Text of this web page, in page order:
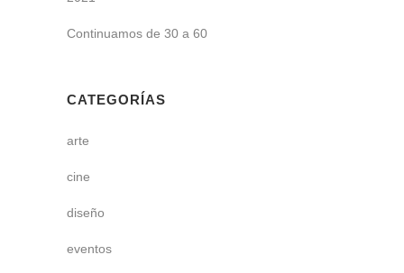
Continuamos de 30 a 60
CATEGORÍAS
arte
cine
diseño
eventos